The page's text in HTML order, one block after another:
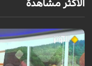
الأكثر مشاهدة